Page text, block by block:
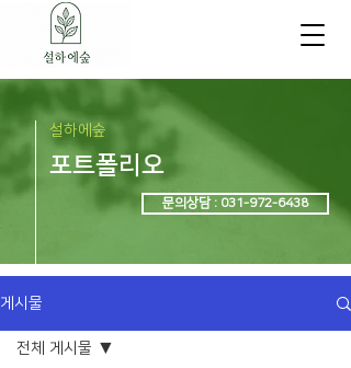
설하에숲
포트폴리오
문의상담 : 031-972-6438
게시물
전체 게시물